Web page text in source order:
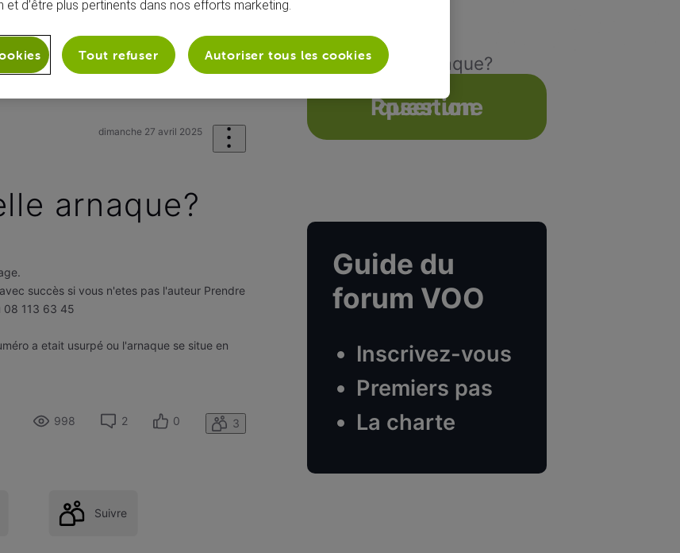
Mon appareil mobile Sms 8810 nouvelle arnaque?
dimanche 27 avril 2025
arnaque?
succès si vous n'etes pas l'auteur Prendre
08 113 63 45
a etait usurpé ou l'arnaque se situe en
998 2 0 3
Suivre
Poser une question
Guide du
forum VOO
Inscrivez-vous
Premiers pas
La charte
et d’être plus pertinents dans nos efforts marketing.
Tout refuser Autoriser tous les cookies